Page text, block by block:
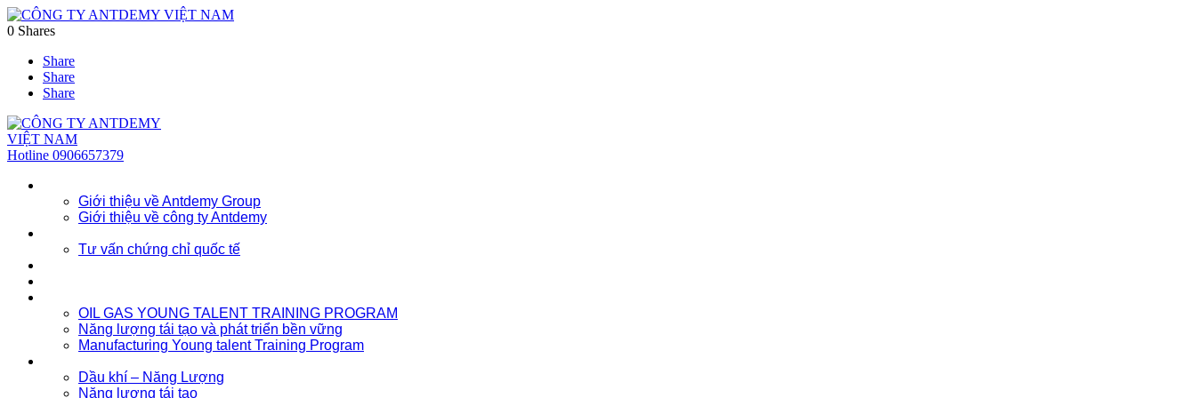
0 Shares
Share
Share
Share
Hotline 0906657379
Giới thiệu về Antdemy Group
Giới thiệu về công ty Antdemy
Tư vấn chứng chỉ quốc tế
OIL GAS YOUNG TALENT TRAINING PROGRAM
Năng lượng tái tạo và phát triển bền vững
Manufacturing Young talent Training Program
Dầu khí – Năng Lượng
Năng lượng tái tạo